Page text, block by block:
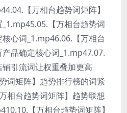
【万相台趋势词矩阵】
【万相台趋势词
心词_1.mp46.06.【万相台
品确定核心词_1.mp47.07.
铺引流词让权重叠加更高
词矩阵】趋势排行榜的词紧
相台趋势词矩阵】趋势联想
【万相台趋势词矩阵】